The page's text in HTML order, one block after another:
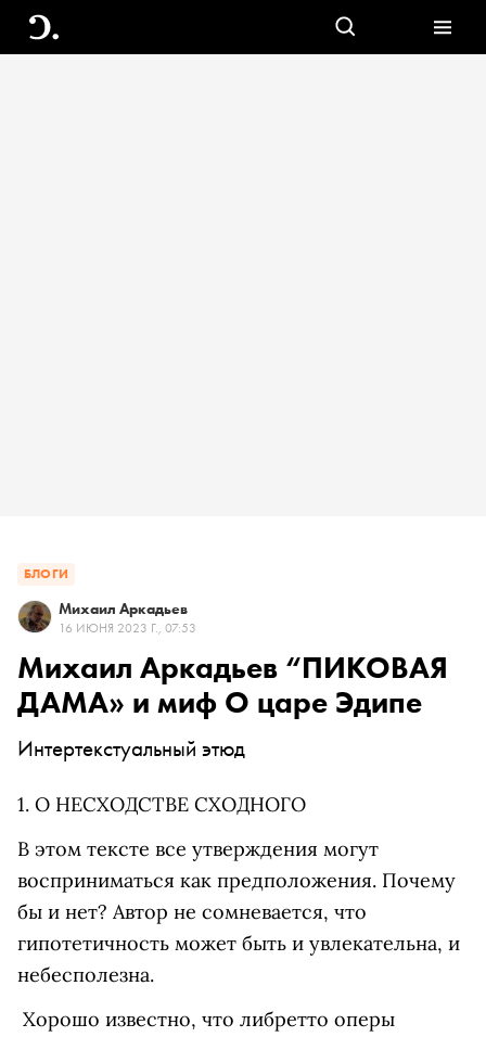
БЛОГИ
Михаил Аркадьев
16 ИЮНЯ 2023 Г., 07:53
Михаил Аркадьев “ПИКОВАЯ
ДАМА» и миф О царе Эдипе
Интертекстуальный этюд
1. О НЕСХОДСТВЕ СХОДНОГО
В этом тексте все утверждения могут
восприниматься как предположения. Почему
бы и нет? Автор не сомневается, что
гипотетичность может быть и увлекательна, и
небесполезна.
Хорошо известно, что либретто оперы